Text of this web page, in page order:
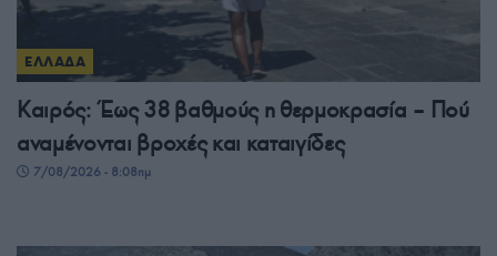
ΕΛΛΑΔΑ
Καιρός: Έως 38 βαθμούς η θερμοκρασία – Πού
αναμένονται βροχές και καταιγίδες
7/08/2026 - 8:08πμ